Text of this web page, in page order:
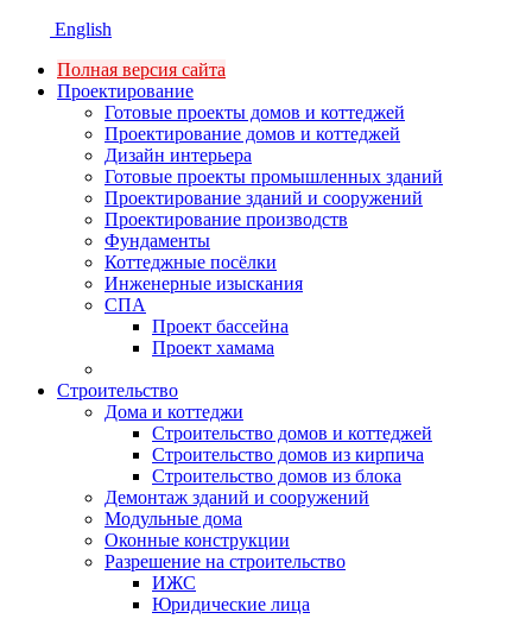
English
Полная версия сайта
Проектирование
Готовые проекты домов и коттеджей
Проектирование домов и коттеджей
Дизайн интерьера
Готовые проекты промышленных зданий
Проектирование зданий и сооружений
Проектирование производств
Фундаменты
Коттеджные посёлки
Инженерные изыскания
СПА
Проект бассейна
Проект хамама
Строительство
Дома и коттеджи
Строительство домов и коттеджей
Строительство домов из кирпича
Строительство домов из блока
Демонтаж зданий и сооружений
Модульные дома
Оконные конструкции
Разрешение на строительство
ИЖС
Юридические лица